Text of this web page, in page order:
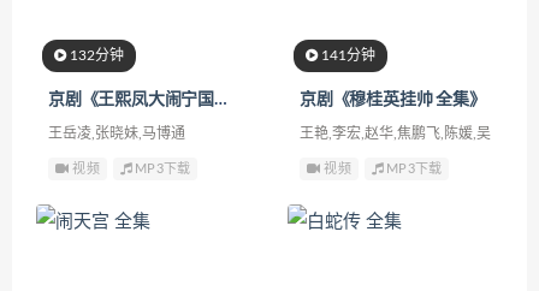
132分钟
京剧《王熙凤大闹宁国府 全集》
王岳凌,张晓妹,马博通
视频 MP3下载
141分钟
京剧《穆桂英挂帅 全集》
王艳,李宏,赵华,焦鹏飞,陈媛,吴
视频 MP3下载